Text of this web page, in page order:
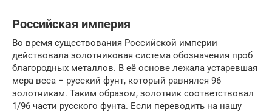
Российская империя
Во время существования Российской империи
действовала золотниковая система обозначения проб
благородных металлов. В её основе лежала устаревшая
мера веса − русский фунт, который равнялся 96
золотникам. Таким образом, золотник соответствовал
1/96 части русского фунта. Если переводить на нашу